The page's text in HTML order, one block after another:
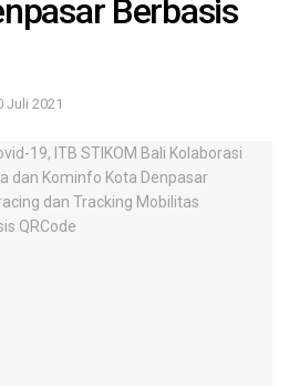
Berbasis
Juli 2021